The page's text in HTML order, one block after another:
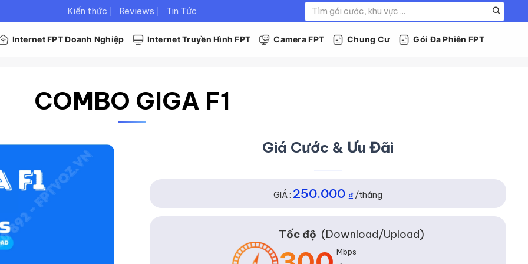
Kiến thức Reviews Tin Tức
kiếm:
Internet FPT Doanh Nghiệp Internet Truyền Hình FPT Camera FPT Chung Cư Gói Đa Phiên FPT
COMBO GIGA F1
Giá Cước & Ưu Đãi
GIÁ : 250.000 ₫/tháng
Tốc độ (Download/Upload)
Mbps